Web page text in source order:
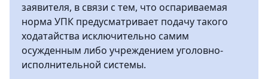
заявителя, в связи с тем, что оспариваемая
норма УПК предусматривает подачу такого
ходатайства исключительно самим
осужденным либо учреждением уголовно-
исполнительной системы.